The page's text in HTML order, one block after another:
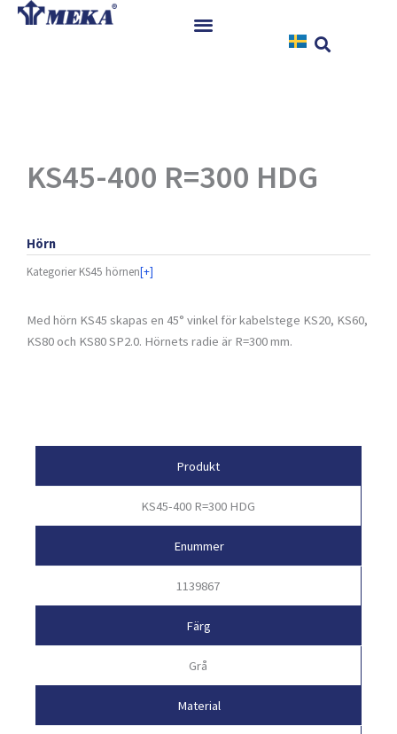
Hoppa
Nedladdningar
Kontakt
KS45-400 R=300 HDG
Hörn
Kategorier KS45 hörnen[+]
Med hörn KS45 skapas en 45° vinkel för kabelstege KS20, KS60,
KS80 och KS80 SP2.0. Hörnets radie är R=300 mm.
Produkt
KS45-400 R=300 HDG
Enummer
1139867
Färg
Grå
Material